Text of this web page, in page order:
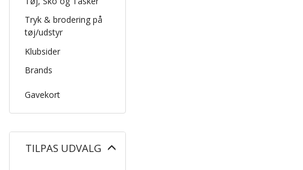
Tryk & brodering på
tøj/udstyr
Klubsider
Brands
Gavekort
TILPAS UDVALG